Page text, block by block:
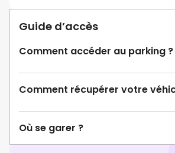
Guide d’accès
Comment accéder au parking ?
Comment récupérer votre
Où se garer ?